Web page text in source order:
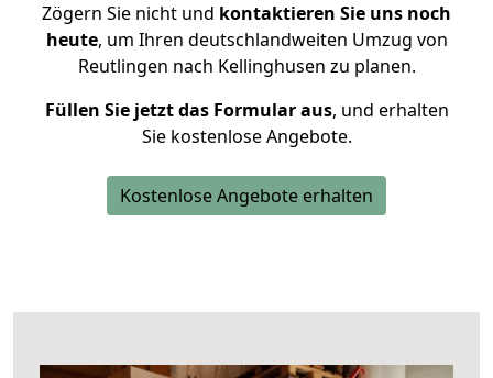
Zögern Sie nicht und kontaktieren Sie uns noch
heute, um Ihren deutschlandweiten Umzug von
Reutlingen nach Kellinghusen zu planen.
Füllen Sie jetzt das Formular aus, und erhalten
Sie kostenlose Angebote.
Kostenlose Angebote erhalten